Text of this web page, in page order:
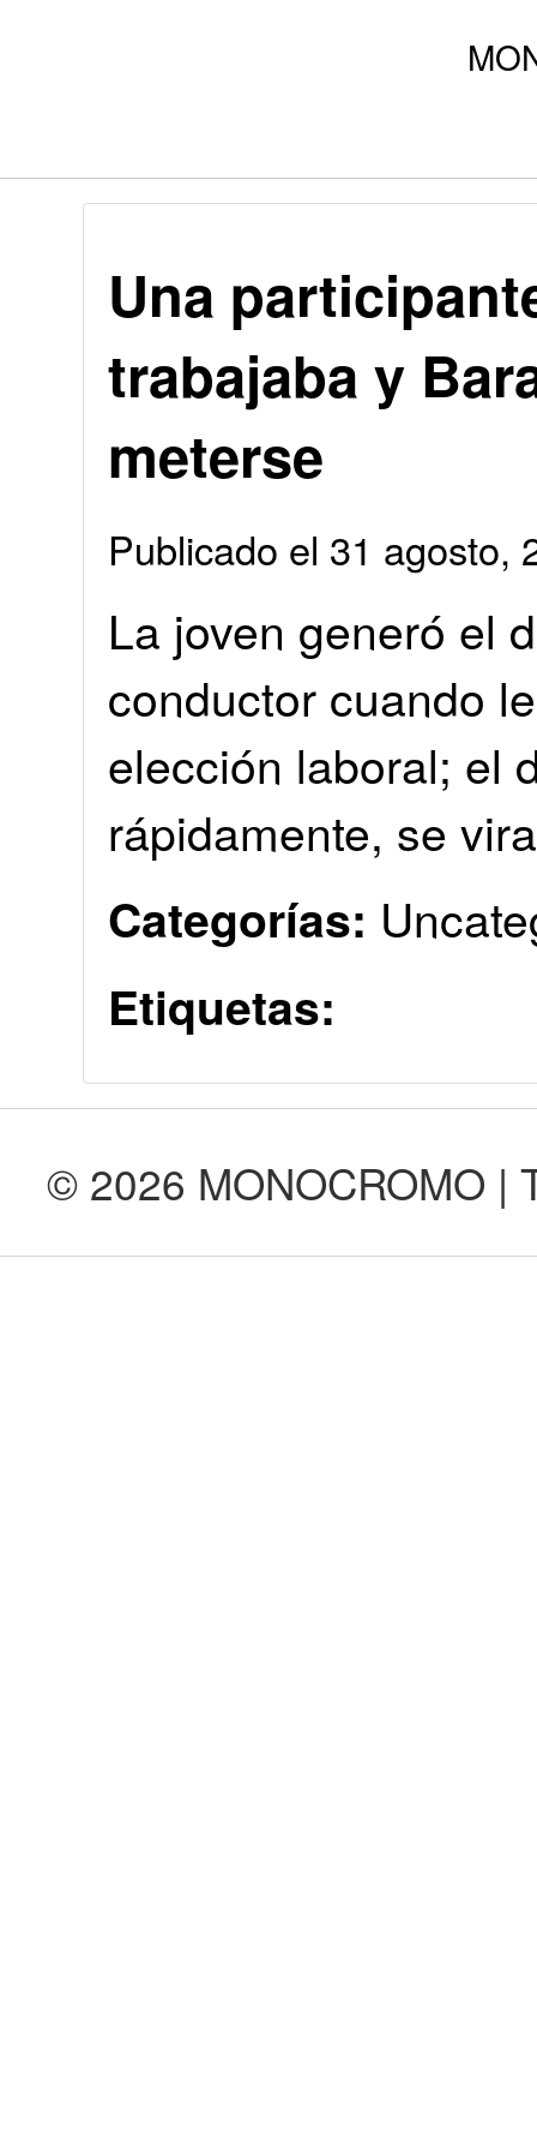
Una
trabajaba y
meterse
Publicado el 31 agosto,
La joven generó el
conductor cuando
elección laboral; el
rápidamente, se
Categorías:
Etiquetas:
© 2026 MONOCROMO |